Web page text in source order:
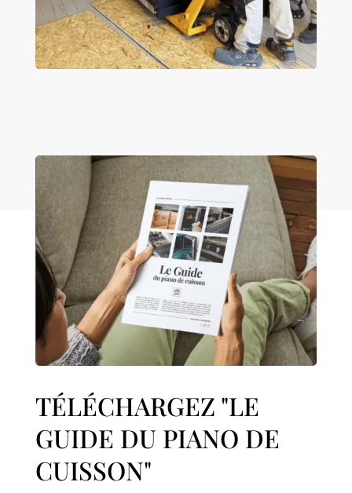
TÉLÉCHARGEZ "LE
GUIDE DU PIANO DE
CUISSON"